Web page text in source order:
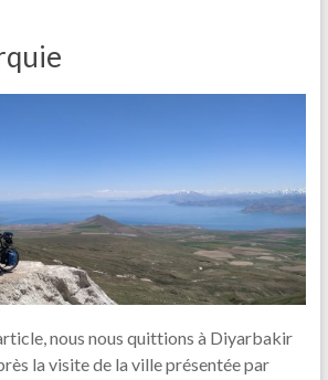
nous nous quittions à Diyarbakir
la visite de la ville présentée par